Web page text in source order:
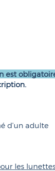
est
d’un adulte
les